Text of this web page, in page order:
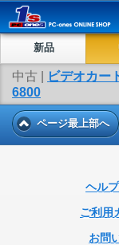
新品
中古 | ビデオカー
6800
ページ最上部へ
ヘルプ
ご利用
お問